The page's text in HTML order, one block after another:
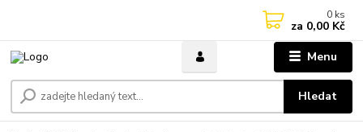
Menu
Hledat
0 ks
za 0,00 Kč